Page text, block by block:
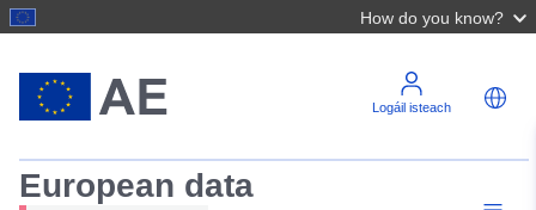
How do you know?
Logáil isteach
European data